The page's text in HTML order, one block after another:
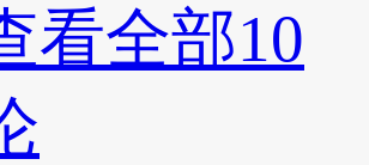
看全部10